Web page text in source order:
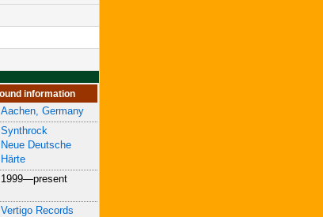
information
Aachen, Germany
Synthrock
Neue Deutsche
Härte
1999—present
Vertigo Records